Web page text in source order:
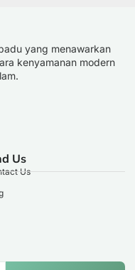
yang menawarkan
kenyamanan modern
Us
Us